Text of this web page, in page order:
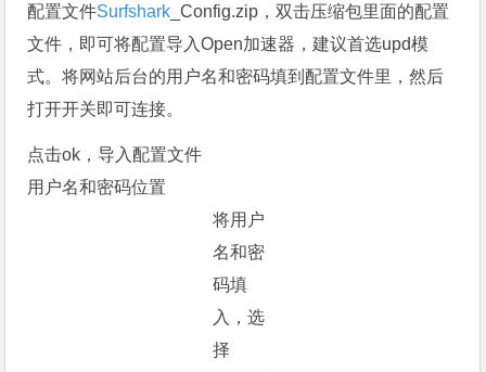
配置文件Surfshark _Config.zip，双击压缩包里面的配置
文件，即可将配置导入Open加速器，建议首选upd模
式。将网站后台的用户名和密码填到配置文件里，然后
打开开关即可连接。
点击ok，导入配置文件
用户名和密码位置
将用户
名和密
码填
入，选
择